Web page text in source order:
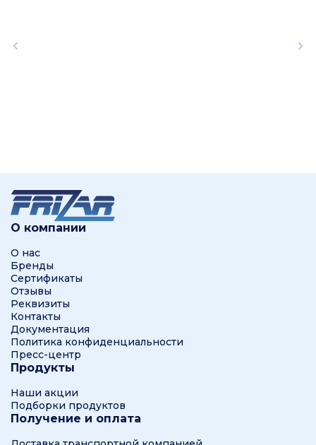
О компании
О нас
Бренды
Сертификаты
Отзывы
Реквизиты
Контакты
Документация
Политика конфиденциальности
Пресс-центр
Продукты
Наши акции
Подборки продуктов
Получение и оплата